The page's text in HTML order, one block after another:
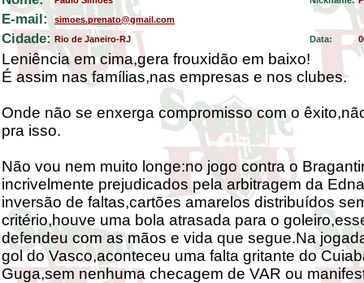
E-mail: simoes.prenato@gmail.com
Cidade: Rio de Janeiro-RJ Data:
Leniência em cima,gera frouxidão em baixo!
É assim nas famílias,nas empresas e nos clubes.
Onde não se enxerga compromisso com o
pra isso.
Não vou nem muito longe:no jogo contra o
incrivelmente prejudicados pela arbitragem da
inversão de faltas,cartões amarelos distribuídos
critério,houve uma bola atrasada para o
defendeu com as mãos e vida que segue.Na
gol do Vasco,aconteceu uma falta gritante do
Guga,sem nenhuma checagem de VAR ou